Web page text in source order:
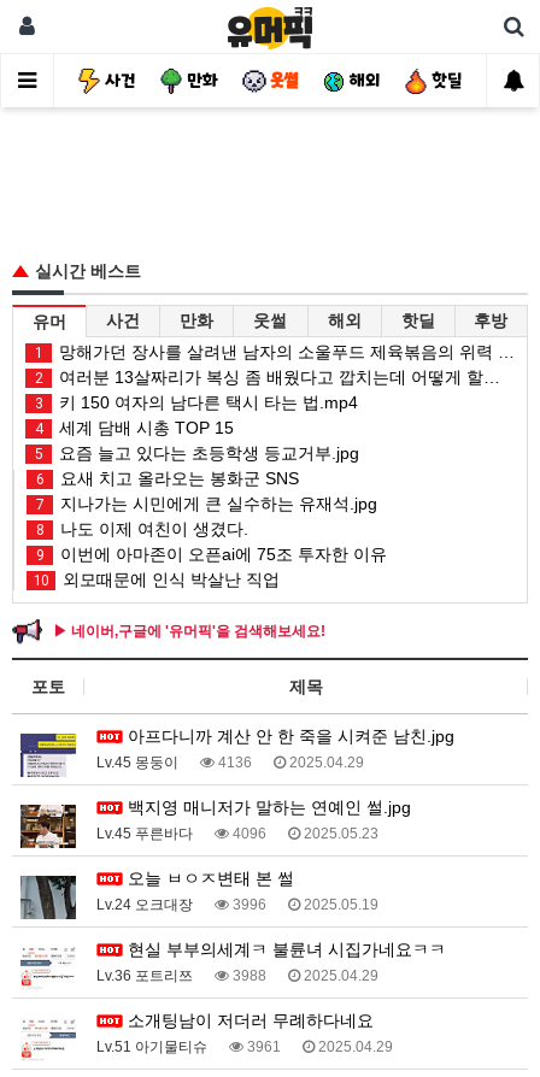
유머 사건 만화 웃썰 해외 핫딜 자
실시간 베스트
유머 사건 만화 웃썰 해외 핫딜 후방
1 망해가던 장사를 살려낸 남자의 소울푸드 제육볶음의 위력 ㅋㅋ
2 여러분 13살짜리가 복싱 좀 배웠다고 깝치는데 어떻게 할까요?
3 키 150 여자의 남다른 택시 타는 법.mp4
4 세계 담배 시총 TOP 15
5 요즘 늘고 있다는 초등학생 등교거부.jpg
6 요새 치고 올라오는 봉화군 SNS
7 지나가는 시민에게 큰 실수하는 유재석.jpg
8 나도 이제 여친이 생겼다.
9 이번에 아마존이 오픈ai에 75조 투자한 이유
10 외모때문에 인식 박살난 직업
▶ 네이버,구글에 '유머픽'을 검색해보세요!
포토 제목
아프다니까 계산 안 한 죽을 시켜준 남친.jpg
Lv.45 몽둥이 4136 2025.04.29
백지영 매니저가 말하는 연예인 썰.jpg
Lv.45 푸른바다 4096 2025.05.23
오늘 ㅂㅇㅈ변태 본 썰
Lv.24 오크대장 3996 2025.05.19
현실 부부의세계ㅋ 불륜녀 시집가네요ㅋㅋ
Lv.36 포트리쯔 3988 2025.04.29
소개팅남이 저더러 무례하다네요
Lv.51 아기물티슈 3961 2025.04.29